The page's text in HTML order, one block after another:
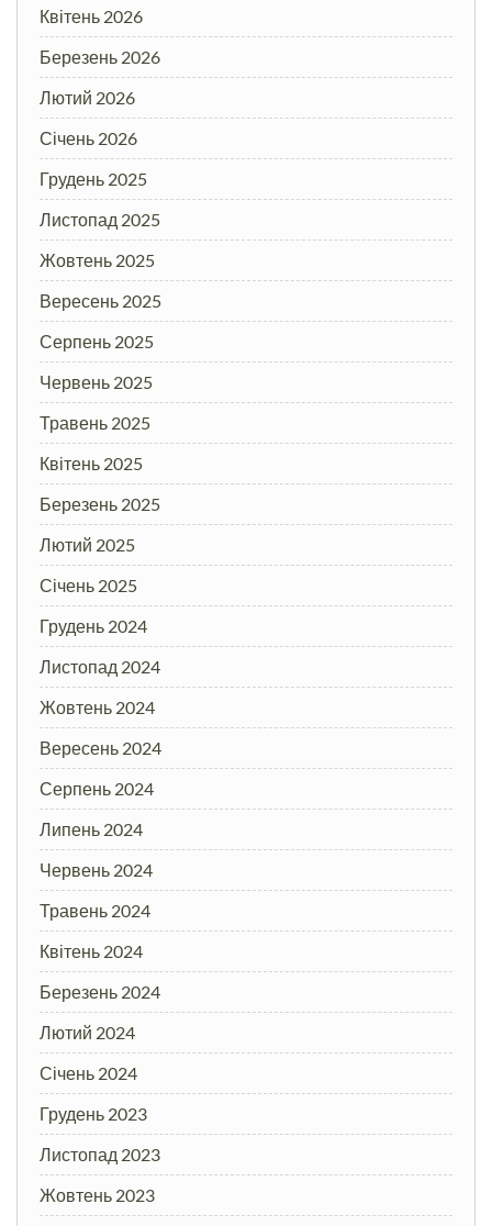
Квітень 2026
Березень 2026
Лютий 2026
Січень 2026
Грудень 2025
Листопад 2025
Жовтень 2025
Вересень 2025
Серпень 2025
Червень 2025
Травень 2025
Квітень 2025
Березень 2025
Лютий 2025
Січень 2025
Грудень 2024
Листопад 2024
Жовтень 2024
Вересень 2024
Серпень 2024
Липень 2024
Червень 2024
Травень 2024
Квітень 2024
Березень 2024
Лютий 2024
Січень 2024
Грудень 2023
Листопад 2023
Жовтень 2023